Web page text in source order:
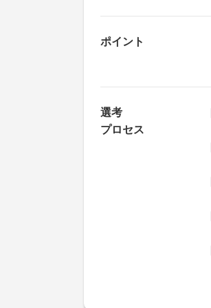
ポイント
選考
プロセス